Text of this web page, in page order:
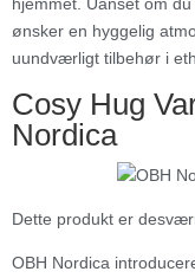
ønsker en hyggelig
uundværligt tilbehør i
Cosy Hug
Nordica
Dette produkt er
OBH Nordica